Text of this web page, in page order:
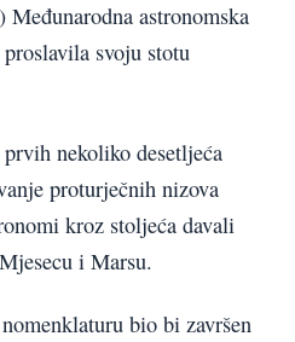
astronomska
svoju stotu
nekoliko desetljeća
proturječnih nizova
kroz stoljeća davali
i Marsu.
bio bi završen